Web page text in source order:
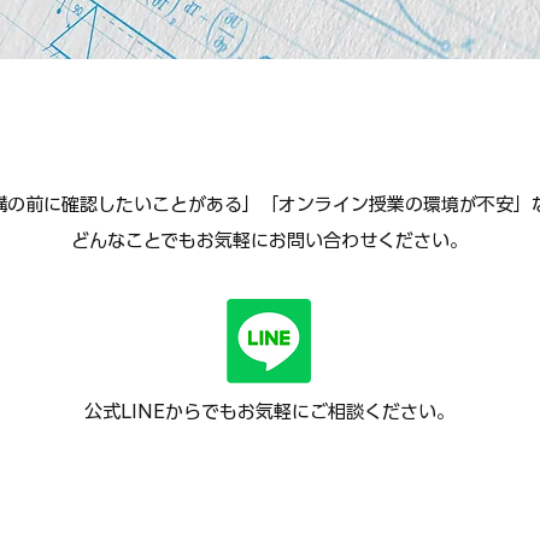
の前に確認したいことがある」「オンライン授業の環境が不安」
どんなことでもお気軽にお問い合わせください。
公式LINEからでもお気軽にご相談ください。